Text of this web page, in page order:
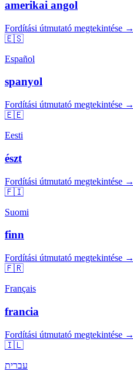
amerikai angol
Fordítási útmutató megtekintése →
🇪🇸
Español
spanyol
Fordítási útmutató megtekintése →
🇪🇪
Eesti
észt
Fordítási útmutató megtekintése →
🇫🇮
Suomi
finn
Fordítási útmutató megtekintése →
🇫🇷
Français
francia
Fordítási útmutató megtekintése →
🇮🇱
עברית